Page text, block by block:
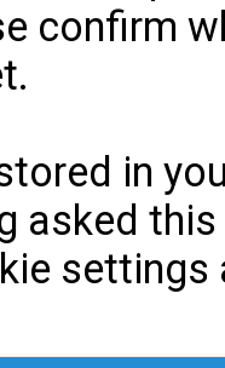
confirm
in
asked